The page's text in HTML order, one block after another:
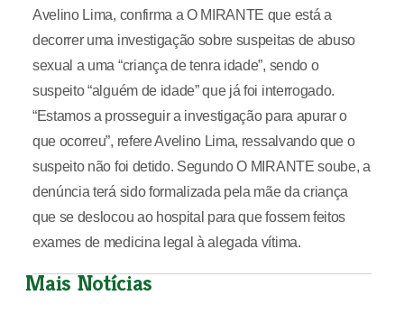
Avelino Lima, confirma a O MIRANTE que está a
decorrer uma investigação sobre suspeitas de abuso
sexual a uma “criança de tenra idade”, sendo o
suspeito “alguém de idade” que já foi interrogado.
“Estamos a prosseguir a investigação para apurar o
que ocorreu”, refere Avelino Lima, ressalvando que o
suspeito não foi detido. Segundo O MIRANTE soube, a
denúncia terá sido formalizada pela mãe da criança
que se deslocou ao hospital para que fossem feitos
exames de medicina legal à alegada vítima.
Mais Notícias